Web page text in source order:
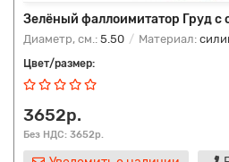
Зелёный фаллоимитатор Груд с
Диаметр, см.: 5.50 Материал:
Цвет/размер:
3652р.
Без НДС: 3652р.